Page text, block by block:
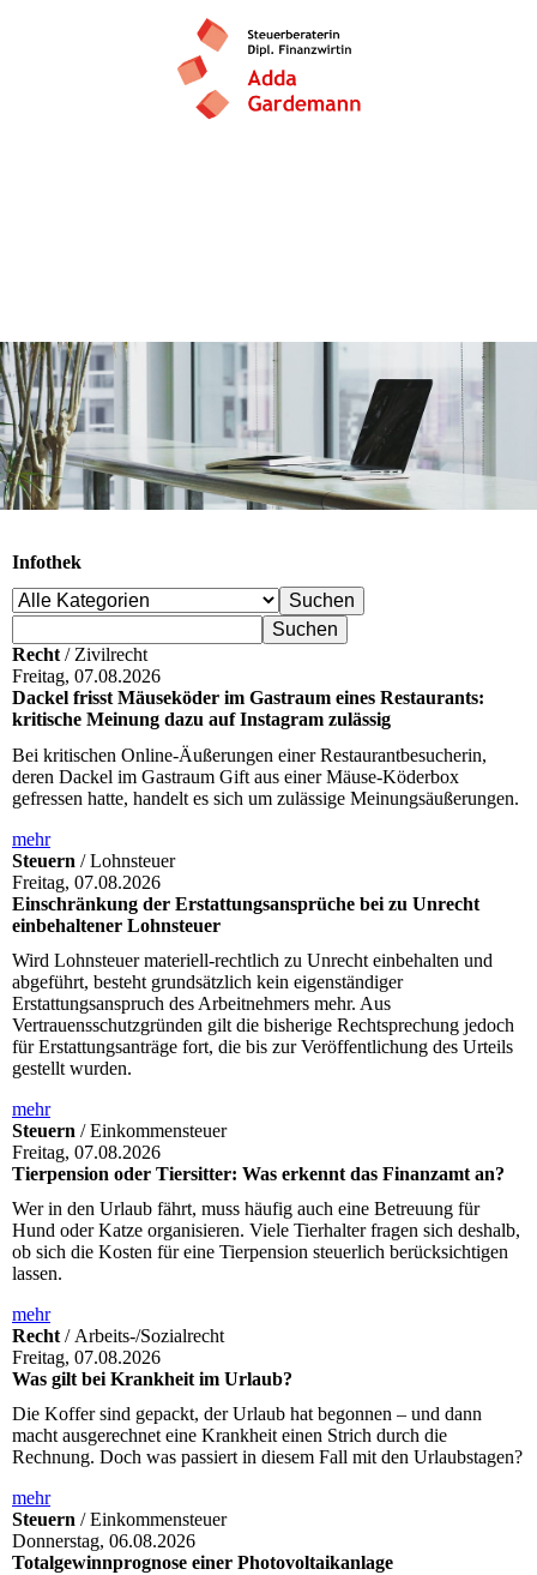
Infothek
Recht / Zivilrecht
Freitag, 07.08.2026
Dackel frisst Mäuseköder im Gastraum eines Restaurants:
kritische Meinung dazu auf Instagram zulässig
Bei kritischen Online-Äußerungen einer Restaurantbesucherin,
deren Dackel im Gastraum Gift aus einer Mäuse-Köderbox
gefressen hatte, handelt es sich um zulässige Meinungsäußerungen.
mehr
Steuern / Lohnsteuer
Freitag, 07.08.2026
Einschränkung der Erstattungsansprüche bei zu Unrecht
einbehaltener Lohnsteuer
Wird Lohnsteuer materiell-rechtlich zu Unrecht einbehalten und
abgeführt, besteht grundsätzlich kein eigenständiger
Erstattungsanspruch des Arbeitnehmers mehr. Aus
Vertrauensschutzgründen gilt die bisherige Rechtsprechung jedoch
für Erstattungsanträge fort, die bis zur Veröffentlichung des Urteils
gestellt wurden.
mehr
Steuern / Einkommensteuer
Freitag, 07.08.2026
Tierpension oder Tiersitter: Was erkennt das Finanzamt an?
Wer in den Urlaub fährt, muss häufig auch eine Betreuung für
Hund oder Katze organisieren. Viele Tierhalter fragen sich deshalb,
ob sich die Kosten für eine Tierpension steuerlich berücksichtigen
lassen.
mehr
Recht / Arbeits-/Sozialrecht
Freitag, 07.08.2026
Was gilt bei Krankheit im Urlaub?
Die Koffer sind gepackt, der Urlaub hat begonnen – und dann
macht ausgerechnet eine Krankheit einen Strich durch die
Rechnung. Doch was passiert in diesem Fall mit den Urlaubstagen?
mehr
Steuern / Einkommensteuer
Donnerstag, 06.08.2026
Totalgewinnprognose einer Photovoltaikanlage